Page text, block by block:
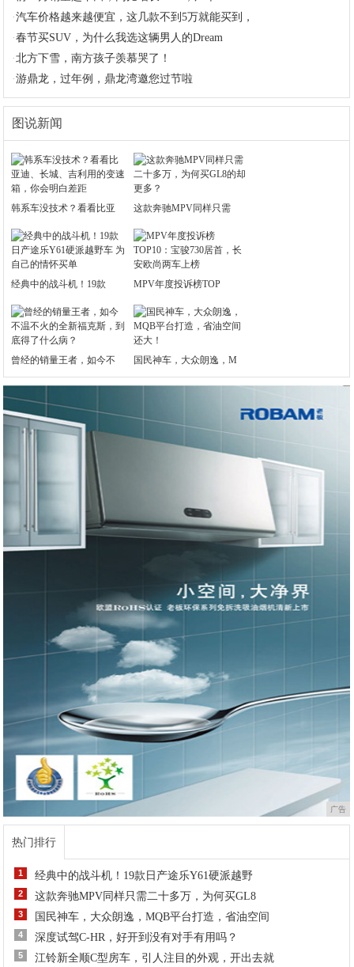
·汽车价格越来越便宜，这几款不到5万就能买到，
·春节买SUV，为什么我选这辆男人的Dream
·北方下雪，南方孩子羡慕哭了！
·游鼎龙，过年例，鼎龙湾邀您过节啦
图说新闻
韩系车没技术？看看比亚 这款奔驰MPV同样只需
经典中的战斗机！19款 MPV年度投诉榜TOP
曾经的销量王者，如今不 国民神车，大众朗逸，M
广告
热门排行
1 经典中的战斗机！19款日产途乐Y61硬派越野
2 这款奔驰MPV同样只需二十多万，为何买GL8
3 国民神车，大众朗逸，MQB平台打造，省油空间
4 深度试驾C-HR，好开到没有对手有用吗？
5 江铃新全顺C型房车，引人注目的外观，开出去就